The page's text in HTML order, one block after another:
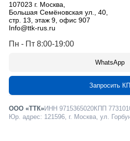
107023 г. Москва,
Большая Семёновская ул., 40,
стр. 13, этаж 9, офис 907
Info@ttk-rus.ru
Пн - Пт 8:00-19:00
WhatsApp
Запросить КП
ООО «ТТК»ИНН 9715365020КПП
Юр. адрес: 121596, г. Москва, ул.